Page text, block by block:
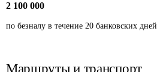
2 100 000
по безналу в течение 20 банковских дней
Маршруты и транспорт